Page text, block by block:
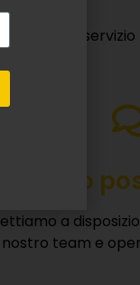
offrirvi un servizio
Servizio
a
nostro team e